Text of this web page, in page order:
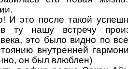
И это после такой
ту нашу встречу
это было видно по
внутренней
он был влюблен)